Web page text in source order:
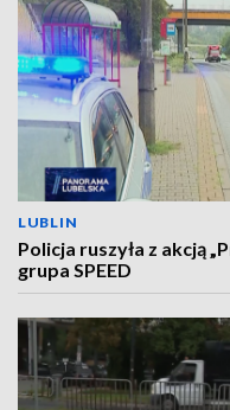
LUBLIN
Policja ruszyła z akcją
grupa SPEED